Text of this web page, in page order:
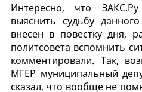
Интересно, что
выяснить судьбу
внесен в повестку дня,
политсовета вспомнить
комментировали. Так,
МГЕР муниципальный
сказал, что вообще не